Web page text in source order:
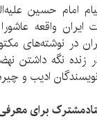
امام حسین
ایران واقعه
در نوشته‌های
زنده نگه داشتن
ادیب و چیره
برای معرفی